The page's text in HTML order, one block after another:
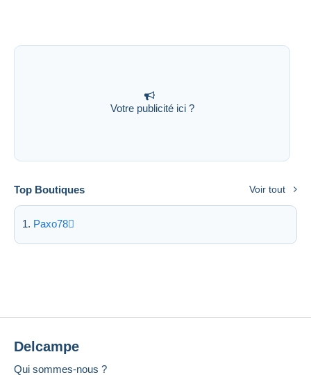
Votre publicité ici ?
Top Boutiques Voir tout
Paxo78
Delcampe
Qui sommes-nous ?